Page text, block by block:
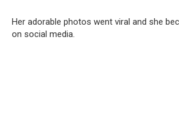
Her adorable photos went viral and she
on social media.